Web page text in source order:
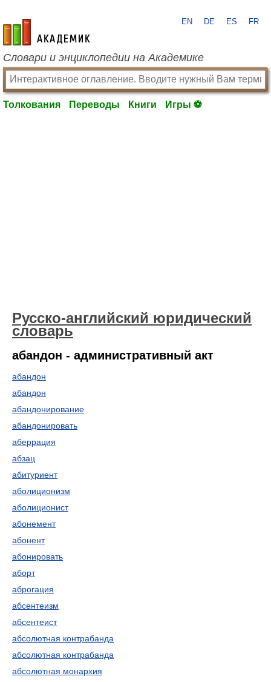
academic.ru
EN DE ES FR
Словари и энциклопедии на Академике
Толкования Переводы Книги Игры ⚽
Русско-английский юридический
словарь
абандон - административный акт
абандон
абандон
абандонирование
абандонировать
аберрация
абзац
абитуриент
аболиционизм
аболиционист
абонемент
абонент
абонировать
аборт
аброгация
абсентеизм
абсентеист
абсолютная контрабанда
абсолютная контрабанда
абсолютная монархия